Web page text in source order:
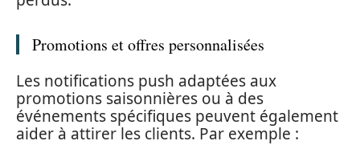
Promotions et offres personnalisées
Les notifications push adaptées aux
promotions saisonnières ou à des
événements spécifiques peuvent également
aider à attirer les clients. Par exemple :